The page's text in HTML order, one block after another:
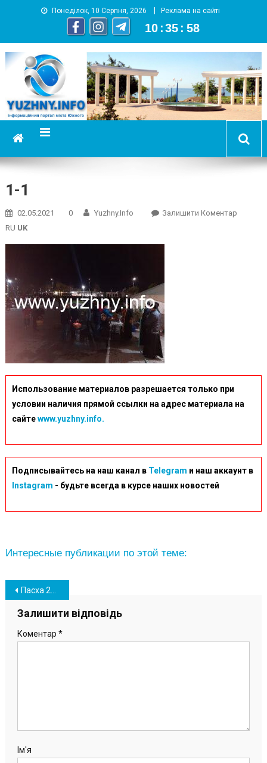
Понеділок, 10 Серпня, 2026 Реклама на сайті
10 :35 : 58
YUZHNY.INFO
информационный портал города Южный
1-1
02.05.2021 0 Yuzhny.info Залишити КоментарOn
RU UK
Использование материалов разрешается только при
условии наличия прямой ссылки на адрес материала на
сайтеwww.yuzhny.info.
Подписывайтесь на наш канал в Telegram и наш аккаунт в
Instagram - будьте всегда в курсе наших новостей
Интересные публикации по этой теме:
Навігація
записів
Пасха 2021: южненцы пришли в храмы освятить пасхальные корзины (фото)
Залишити відповідь
Коментар *
Ім'я